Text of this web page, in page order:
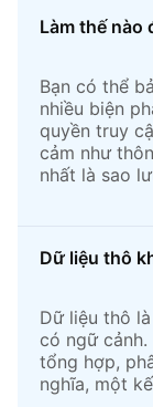
Làm thế nào
Bạn có thể
nhiều biện
quyền truy
cảm như
nhất là sao
Dữ liệu thô
Dữ liệu thô
có ngữ
tổng hợp,
nghĩa, một